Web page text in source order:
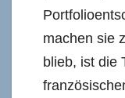
machen sie
blieb, ist die